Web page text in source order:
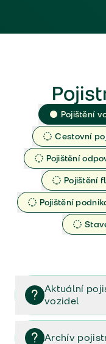
Pojištění
Cestovní
Pojištění
Pojištění
Pojištění
Aktuální
vozidel
Pojištění vozidel/
smlouvě (PDF)
Archív